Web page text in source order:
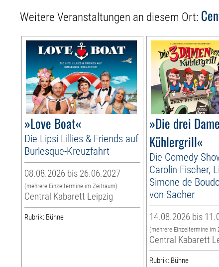
Weitere Veranstaltungen an diesem Ort:
»Love Boat«
Die Lipsi Lillies & Friends auf
Burlesque-Kreuzfahrt
08.08.2026 bis 26.06.2027
(mehrere Einzeltermine im Zeitraum)
Central Kabarett Leipzig
Rubrik: Bühne
»Die drei
Kühlergrill«
Die Comedy
Carolin Fischer,
Simone de
von Sacher
14.08.2026 bis
(mehrere Einzeltermine im
Central Kabarett
Rubrik: Bühne